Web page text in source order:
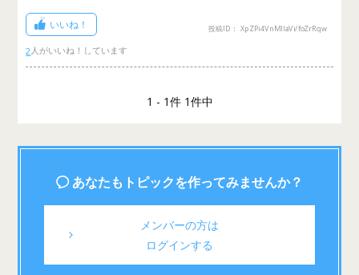
いいね！
2
投稿ID： XpZPi4VnMllaVi/foZrRqw
1 - 1件 1件中
あなたもトピックを作ってみませんか？
メンバーの方は
ログインする